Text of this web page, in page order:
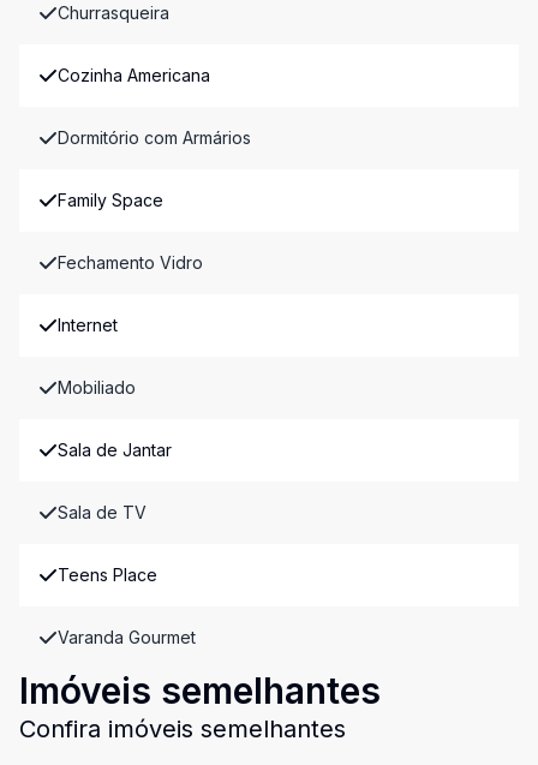
Churrasqueira
Cozinha Americana
Dormitório com Armários
Family Space
Fechamento Vidro
Internet
Mobiliado
Sala de Jantar
Sala de TV
Teens Place
Varanda Gourmet
Imóveis semelhantes
Confira imóveis semelhantes